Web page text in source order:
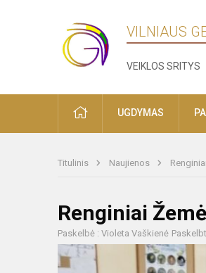
VILNIAUS
VEIKLOS SRITYS
PRADŽIAUGDYMAS
Titulinis Naujienos Renginiai
Renginiai
Paskelbė : Violeta Vaškienė